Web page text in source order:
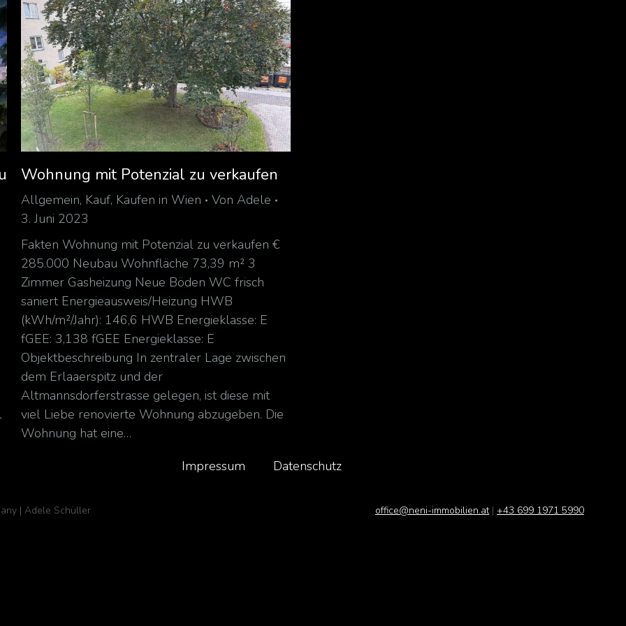
Wohnung mit Potenzial zu verkaufen
Allgemein, Kauf, Kaufen in Wien Von Adele
3. Juni 2023
Fakten Wohnung mit Potenzial zu verkaufen €
285.000 Neubau Wohnfläche 73,39 m² 3
Zimmer Gasheizung Neue Böden WC frisch
saniert Energieausweis/Heizung HWB
(kWh/m²/Jahr): 146,6 HWB Energieklasse: E
fGEE: 3,138 fGEE Energieklasse: E
Objektbeschreibung In zentraler Lage zwischen
dem Erlaaerspitz und der
Altmannsdorferstrasse gelegen, ist diese mit
viel Liebe renovierte Wohnung abzugeben. Die
Wohnung hat eine…
Impressum
Datenschutz
| Adele Schüller office@neni-immobilien.at| +43 699 1971 5990